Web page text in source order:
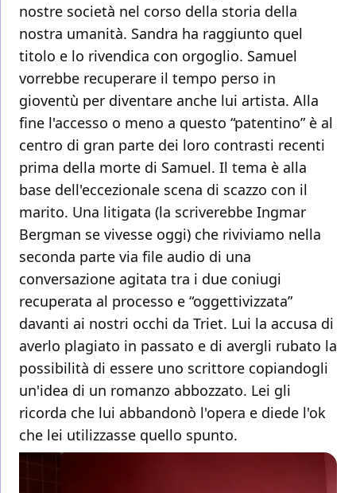
nostre società nel corso della storia della
nostra umanità. Sandra ha raggiunto quel
titolo e lo rivendica con orgoglio. Samuel
vorrebbe recuperare il tempo perso in
gioventù per diventare anche lui artista. Alla
fine l'accesso o meno a questo “patentino” è al
centro di gran parte dei loro contrasti recenti
prima della morte di Samuel. Il tema è alla
base dell'eccezionale scena di scazzo con il
marito. Una litigata (la scriverebbe Ingmar
Bergman se vivesse oggi) che riviviamo nella
seconda parte via file audio di una
conversazione agitata tra i due coniugi
recuperata al processo e “oggettivizzata”
davanti ai nostri occhi da Triet. Lui la accusa di
averlo plagiato in passato e di avergli rubato la
possibilità di essere uno scrittore copiandogli
un'idea di un romanzo abbozzato. Lei gli
ricorda che lui abbandonò l'opera e diede l'ok
che lei utilizzasse quello spunto.